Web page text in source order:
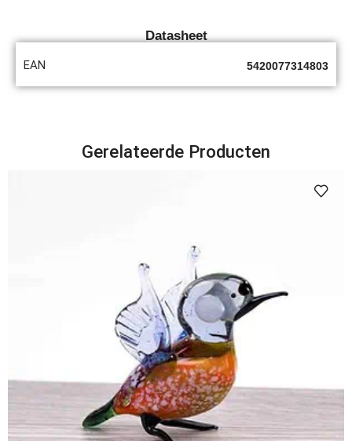
Datasheet
EAN 5420077314803
Gerelateerde Producten